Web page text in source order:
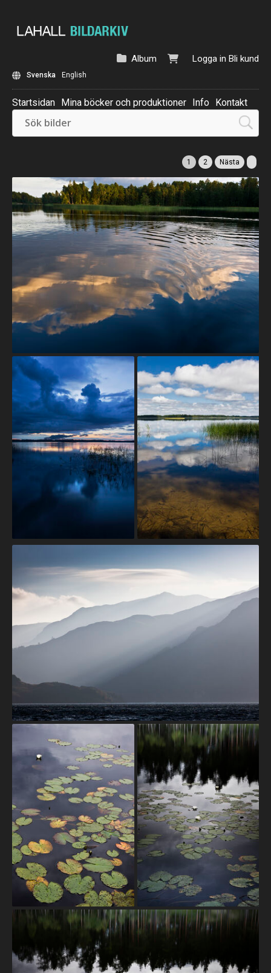
Logga in Bli kund
Album
Svenska English
Startsidan Mina böcker och produktioner Info Kontakt
Beställ: Kalender 2025
1 2 Nästa